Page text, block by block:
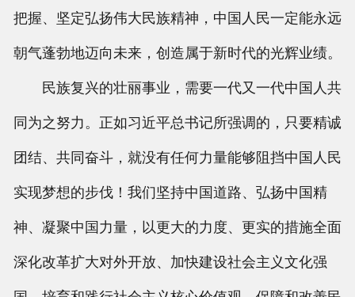
把握、坚定弘扬伟大民族精神，中国人民一定能永远
朝气蓬勃地迈向未来，创造属于新时代的光辉业绩。
民族复兴的壮丽事业，需要一代又一代中国人共
同为之努力。正如习近平总书记所强调的，只要精诚
团结、共同奋斗，就没有任何力量能够阻挡中国人民
实现梦想的步伐！我们坚持中国道路、弘扬中国精
神、凝聚中国力量，以更大的力度、更实的措施全面
深化改革扩大对外开放、加快建设社会主义文化强